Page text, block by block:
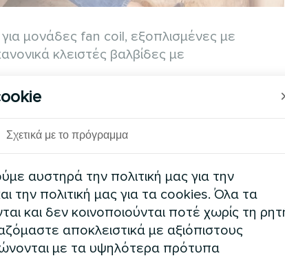
μονάδες fan coil, εξοπλισμένες με
κλειστές βαλβίδες με
O και CV-O.
Σχετικά με το πρόγραμμα
αυστηρά την πολιτική μας για την
την πολιτική μας για τα cookies. Όλα τα
και δεν κοινοποιούνται ποτέ χωρίς τη
αποκλειστικά με αξιόπιστους
με τα υψηλότερα πρότυπα